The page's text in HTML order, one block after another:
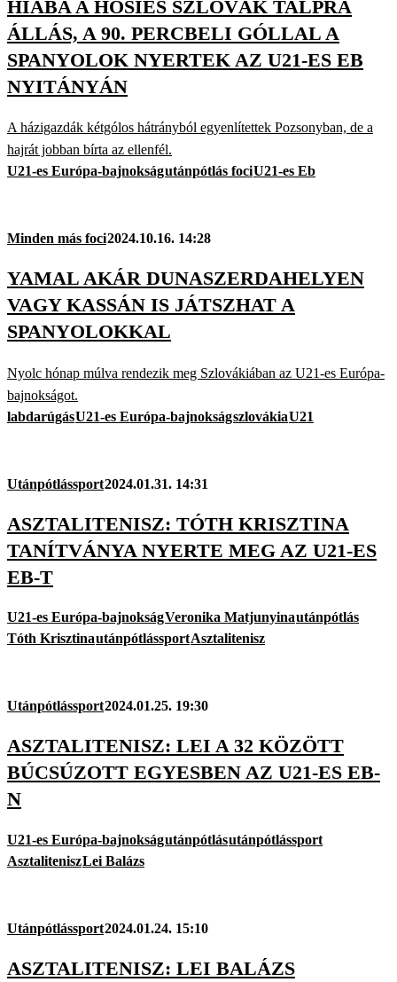
HIÁBA A HŐSIES SZLOVÁK TALPRA
ÁLLÁS, A 90. PERCBELI GÓLLAL A
SPANYOLOK NYERTEK AZ U21-ES EB
NYITÁNYÁN
A házigazdák kétgólos hátrányból egyenlítettek Pozsonyban, de a
hajrát jobban bírta az ellenfél.
U21-es Európa-bajnokságutánpótlás fociU21-es Eb
Minden más foci2024.10.16. 14:28
YAMAL AKÁR DUNASZERDAHELYEN
VAGY KASSÁN IS JÁTSZHAT A
SPANYOLOKKAL
Nyolc hónap múlva rendezik meg Szlovákiában az U21-es Európa-
bajnokságot.
labdarúgásU21-es Európa-bajnokságszlovákiaU21
Utánpótlássport2024.01.31. 14:31
ASZTALITENISZ: TÓTH KRISZTINA
TANÍTVÁNYA NYERTE MEG AZ U21-ES
EB-T
U21-es Európa-bajnokságVeronika Matjunyinautánpótlás
Tóth KrisztinautánpótlássportAsztalitenisz
Utánpótlássport2024.01.25. 19:30
ASZTALITENISZ: LEI A 32 KÖZÖTT
BÚCSÚZOTT EGYESBEN AZ U21-ES EB-
N
U21-es Európa-bajnokságutánpótlásutánpótlássport
AsztaliteniszLei Balázs
Utánpótlássport2024.01.24. 15:10
ASZTALITENISZ: LEI BALÁZS